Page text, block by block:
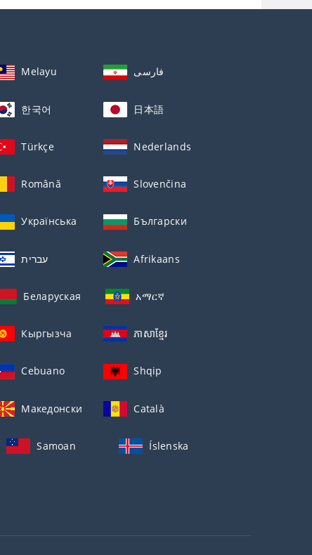
Melayu فارسی
한국어 日本語
Türkçe Nederlands
Română Slovenčina
Українська Български
עברית Afrikaans
Беларуская አማርኛ
Кыргызча ភាសាខ្មែរ
Cebuano Shqip
Македонски Català
Samoan Íslenska